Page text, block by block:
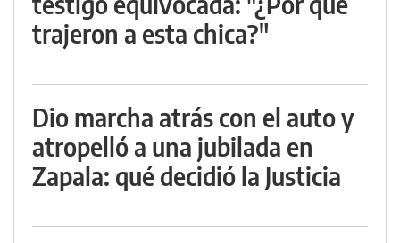
trajeron a esta chica?"
Dio marcha atrás con el auto y
atropelló a una jubilada en
Zapala: qué decidió la Justicia